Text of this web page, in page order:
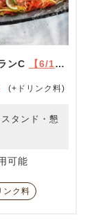
ンC 【6/1～9/30限定】
(+ドリンク料)
タンド・懇
可能
ンク料